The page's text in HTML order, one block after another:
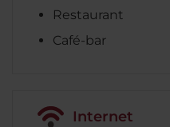
Restaurant
Café-bar
Internet